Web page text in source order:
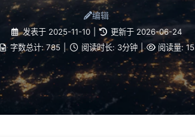
编辑
发表于 2025-11-10 更新于 2026-06-24
字数总计: 785 | 阅读时长: 3分钟 阅读量: 15